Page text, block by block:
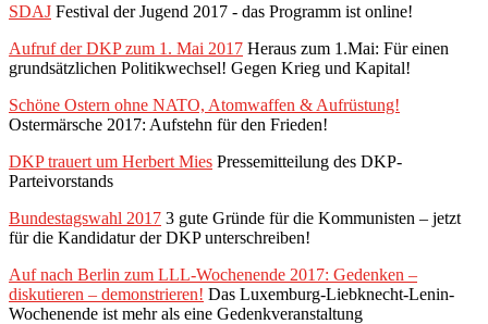
SDAJ Festival der Jugend 2017 - das Programm ist online!
Aufruf der DKP zum 1. Mai 2017 Heraus zum 1.Mai: Für einen
grundsätzlichen Politikwechsel! Gegen Krieg und Kapital!
Schöne Ostern ohne NATO, Atomwaffen & Aufrüstung!
Ostermärsche 2017: Aufstehn für den Frieden!
DKP trauert um Herbert Mies Pressemitteilung des DKP-
Parteivorstands
Bundestagswahl 2017 3 gute Gründe für die Kommunisten – jetzt
für die Kandidatur der DKP unterschreiben!
Auf nach Berlin zum LLL-Wochenende 2017: Gedenken –
diskutieren – demonstrieren! Das Luxemburg-Liebknecht-Lenin-
Wochenende ist mehr als eine Gedenkveranstaltung